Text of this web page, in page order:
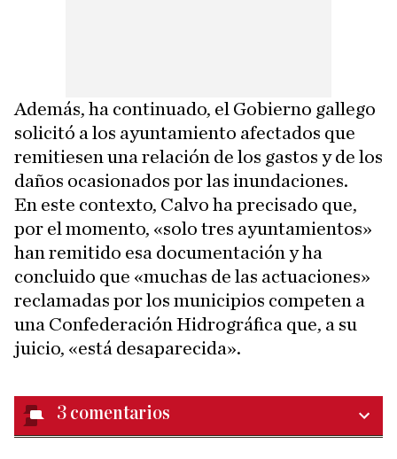
Además, ha continuado, el Gobierno gallego
solicitó a los ayuntamiento afectados que
remitiesen una relación de los gastos y de los
daños ocasionados por las inundaciones.
En este contexto, Calvo ha precisado que,
por el momento, «solo tres ayuntamientos»
han remitido esa documentación y ha
concluido que «muchas de las actuaciones»
reclamadas por los municipios competen a
una Confederación Hidrográfica que, a su
juicio, «está desaparecida».
3 comentarios